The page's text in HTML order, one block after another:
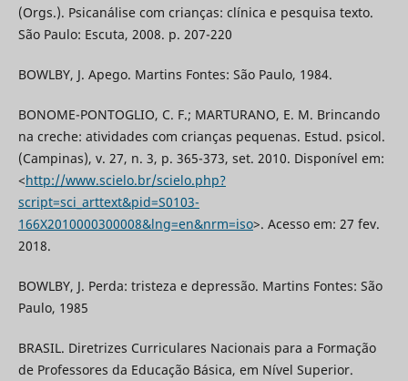
(Orgs.). Psicanálise com crianças: clínica e pesquisa texto.
São Paulo: Escuta, 2008. p. 207-220
BOWLBY, J. Apego. Martins Fontes: São Paulo, 1984.
BONOME-PONTOGLIO, C. F.; MARTURANO, E. M. Brincando
na creche: atividades com crianças pequenas. Estud. psicol.
(Campinas), v. 27, n. 3, p. 365-373, set. 2010. Disponível em:
<http://www.scielo.br/scielo.php?
script=sci_arttext&pid=S0103-
166X2010000300008&lng=en&nrm=iso>. Acesso em: 27 fev.
2018.
BOWLBY, J. Perda: tristeza e depressão. Martins Fontes: São
Paulo, 1985
BRASIL. Diretrizes Curriculares Nacionais para a Formação
de Professores da Educação Básica, em Nível Superior.